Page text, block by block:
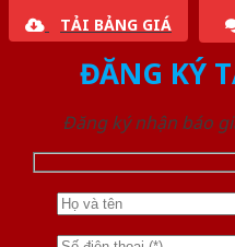
TẢI BẢNG GIÁ
ĐĂNG KÝ
Đăng ký nhận báo